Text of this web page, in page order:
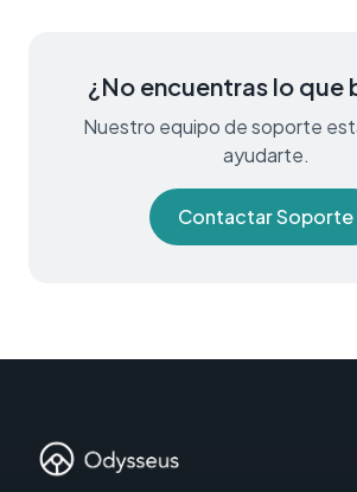
¿No encuentras lo que
Nuestro equipo de soporte
ayudarte.
Contactar Soporte